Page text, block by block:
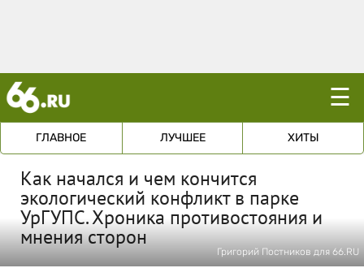
☰
ГЛАВНОЕ ЛУЧШЕЕ ХИТЫ
Как начался и чем кончится
экологический конфликт в парке
УрГУПС. Хроника противостояния и
мнения сторон
Григорий Постников для 66.RU